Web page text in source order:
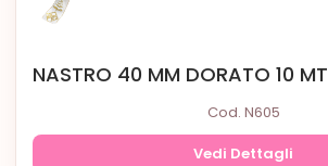
NASTRO 40 MM DORATO 10 MT
Cod. N605
Vedi Dettagli